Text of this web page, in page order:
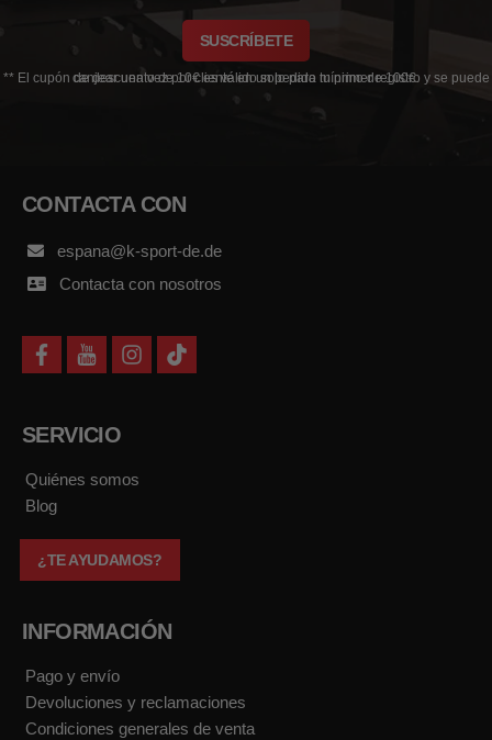
SUSCRÍBETE
** El cupón de descuento de 10€ es válido solo para tu primer registro y se puede canjear una vez por cliente en un pedido mínimo de 100€.
CONTACTA CON
espana@k-sport-de.de
Contacta con nosotros
f
a
b
o
k
y
o
u
b
i
n
m
t
i
SERVICIO
Quiénes somos
Blog
¿TE AYUDAMOS?
INFORMACIÓN
Pago y envío
Devoluciones y reclamaciones
Condiciones generales de venta